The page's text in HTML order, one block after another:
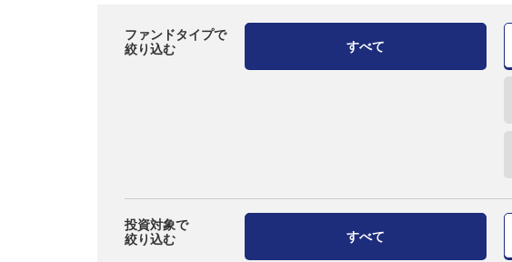
ファンドタイプで
絞り込む
すべて
投資対象で
絞り込む
すべて